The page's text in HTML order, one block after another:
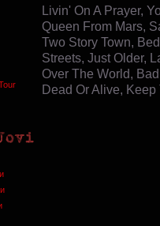
Livin' On A Prayer,
Queen From Mars,
Two Story Town,
Streets, Just Older,
Over The World,
Dead Or Alive,